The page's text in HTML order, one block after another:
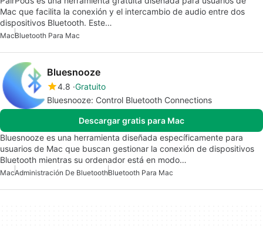
Mac que facilita la conexión y el intercambio de audio entre dos
dispositivos Bluetooth. Este…
MacBluetooth Para Mac
Bluesnooze
4.8 Gratuito
Bluesnooze: Control Bluetooth Connections
Descargar gratis para Mac
Bluesnooze es una herramienta diseñada específicamente para
usuarios de Mac que buscan gestionar la conexión de dispositivos
Bluetooth mientras su ordenador está en modo…
MacAdministración De BluetoothBluetooth Para Mac